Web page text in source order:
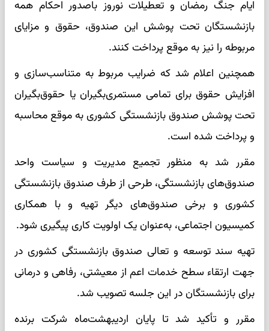
ایام جنگ رمضان و تعطیلات نوروز باصدور احکام همه
بازنشستگان تحت پوشش این صندوق، حقوق و مزایای
مربوطه را نیز به موقع پرداخت کنند.
همچنین اعلام شد که ضرایب مربوط به متناسب‌سازی و
افزایش حقوق برای تمامی مستمری‌بگیران یا حقوق‌بگیران
تحت پوشش صندوق بازنشستگی کشوری به موقع محاسبه
و پرداخت شده است.
مقرر شد به منظور تجمیع مدیریت و سیاست واحد
صندوق‌های بازنشستگی، طرحی از طرف صندوق بازنشستگی
کشوری و برخی صندوق‌های دیگر تهیه و با همکاری
کمیسیون اجتماعی، به‌عنوان یک اولویت کاری پیگیری شود.
تهیه سند توسعه و تعالی صندوق بازنشستگی کشوری در
جهت ارتقاء سطح خدمات اعم از معیشتی، رفاهی و درمانی
برای بازنشستگان در این جلسه تصویب شد.
مقرر و تأکید شد تا پایان اردیبهشت‌ماه شرکت برنده